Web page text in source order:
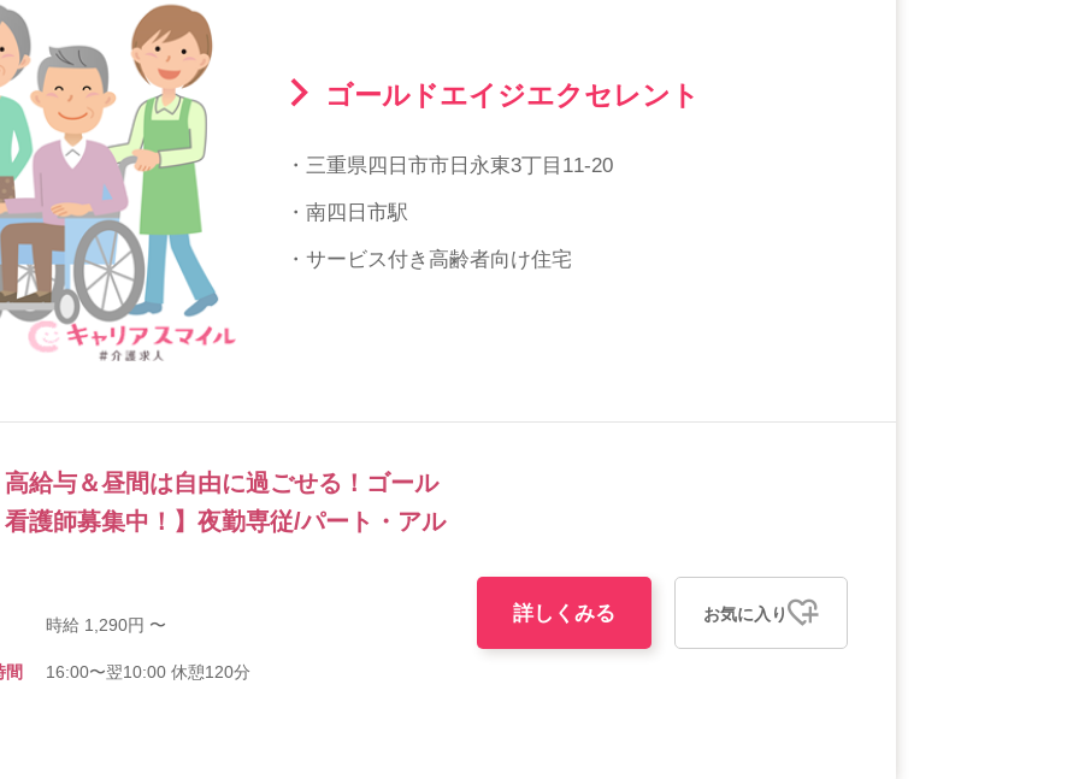
ゴールドエイジエクセレント
・三重県四日市市日永東3丁目11-20
・南四日市駅
・サービス付き高齢者向け住宅
給与＆昼間は自由に過ごせる！ゴール
護師募集中！】夜勤専従/パート・アル
時給 1,290円 〜
間 16:00〜翌10:00 休憩120分
詳しくみる お気に入り